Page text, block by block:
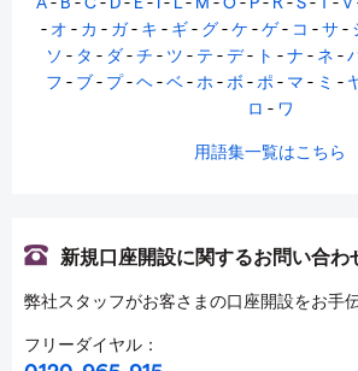
- オ - カ - ガ- キ - ギ- グ-ケ -ゲ- コ -サ-
ソ - タ - ダ-チ - ツ - テ -デ- ト -ナ - ネ -
フ - ブ- プ-ヘ-ベ- ホ - ボ - ポ - マ - ミ -
ロ - ワ
用語集一覧はこちら
新規口座開設に関するお問い合わ
弊社スタッフがお客さまの口座開設をお手
フリーダイヤル：